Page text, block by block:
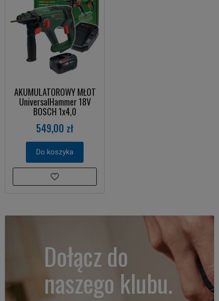
AKUMULATOROWY MŁOT
UniversalHammer 18V
BOSCH 1x4,0
549,00 zł
Do koszyka
Dołącz do
naszego klubu.